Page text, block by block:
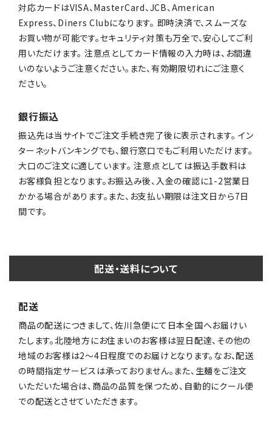
対応カードはVISA、MasterCard、JCB、American
Express、Diners Clubになります。 即時決済で、スムーズな
お買い物が可能です。セキュリティ対策も万全で、安心してご利
用いただけます。 注意点としてカード情報の入力時は、お間違
いのないようご注意ください。また、有効期限切れにご注意く
ださい。
銀行振込
振込先は当サイトでご注文手続き完了後に表示されます。 イン
ターネットバンキングでも、銀行窓口でもご利用いただけます。
大口のご注文に適しています。 注意点としては振込手数料は
お客様負担となります。お振込み後、入金の確認に1-2営業日
かかる場合があります。また、お支払い期限は注文日から7日
間です。
配送・送料について
配送
商品の配送につきまして、佐川急便にて日本全国へお届けい
たします。北陸地方にお住まいのお客様は翌日配達、その他の
地域のお客様は2〜4日程度でのお届けとなります。なお、配送
の時間指定サービスは承っておりません。また、生麺をご注文
いただいた場合は、商品の品質を保つため、自動的にクール便
での配送とさせていただきます。